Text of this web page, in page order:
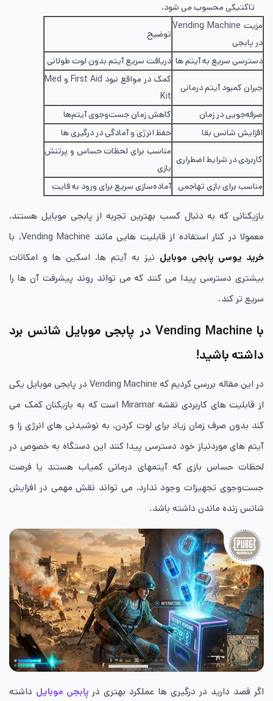
تاکتیکی محسوب می شود.
مزیت Vending Machine
در پابجی
توضیح
دسترسی سریع به آیتم ها دریافت سریع آیتم بدون لوت طولانی
جبران کمبود آیتم درمانی
کمک در مواقع نبود First Aid و Med
Kit
صرفه‌جویی در زمان
کاهش زمان جست‌وجوی آیتم‌ها
افزایش شانس بقا
حفظ انرژی و آمادگی در درگیری ها
کاربردی در شرایط اضطراری
مناسب برای لحظات حساس و پرتنش
بازی
مناسب برای بازی تهاجمی آماده‌سازی سریع برای ورود به فایت
بازیکنانی که به دنبال کسب بهترین تجربه از پابجی موبایل هستند،
معمولا در کنار استفاده از قابلیت هایی مانند Vending Machine، با
خرید یوسی پابجی موبایل نیز به آیتم ها، اسکین ها و امکانات
بیشتری دسترسی پیدا می کنند که می تواند روند پیشرفت آن ها را
سریع تر کند.
با Vending Machine در پابجی موبایل شانس برد
داشته باشید!
در این مقاله بررسی کردیم که Vending Machine در پابجی موبایل یکی
از قابلیت های کاربردی نقشه Miramar است که به بازیکنان کمک می
کند بدون صرف زمان زیاد برای لوت کردن، به نوشیدنی های انرژی زا و
آیتم های موردنیاز خود دسترسی پیدا کنند این دستگاه به خصوص در
لحظات حساس بازی که آیتمهای درمانی کمیاب هستند یا فرصت
جست‌وجوی تجهیزات وجود ندارد، می تواند نقش مهمی در افزایش
شانس زنده ماندن داشته باشد.
اگر قصد دارید در درگیری ها عملکرد بهتری در پابجی موبایل داشته